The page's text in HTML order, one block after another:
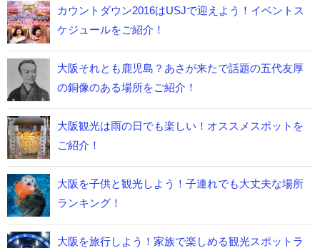
カウントダウン2016はUSJで迎えよう！イベントス
ケジュールをご紹介！
大阪それとも鹿児島？あさが来たで話題の五代友厚
の銅像のある場所をご紹介！
大阪観光は雨の日でも楽しい！オススメスポットを
ご紹介！
大阪を子供と観光しよう！子連れでも大丈夫な場所
ランキング！
大阪を旅行しよう！家族で楽しめる観光スポットラ